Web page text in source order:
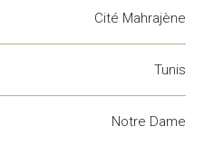
Cité Mahrajène
Tunis
Notre Dame